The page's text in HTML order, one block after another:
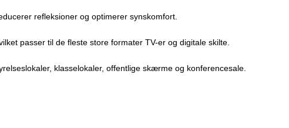
refleksioner og optimerer synskomfort.
passer til de fleste store formater TV-er og digitale skilte.
klasselokaler, offentlige skærme og konferencesale.